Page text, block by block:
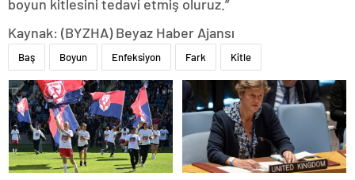
boyun kitlesini tedavi etmiş oluruz.”
Kaynak: (BYZHA) Beyaz Haber Ajansı
Baş Boyun Enfeksiyon Fark Kitle